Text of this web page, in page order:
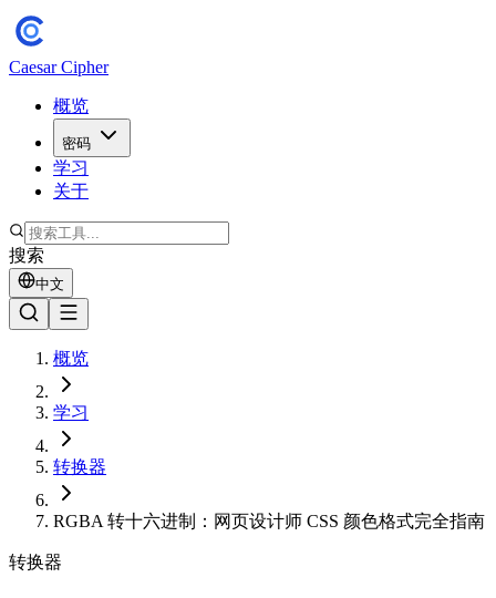
Caesar Cipher
概览
密码
学习
关于
搜索
中文
概览
学习
转换器
RGBA 转十六进制：网页设计师 CSS 颜色格式完全指南
转换器